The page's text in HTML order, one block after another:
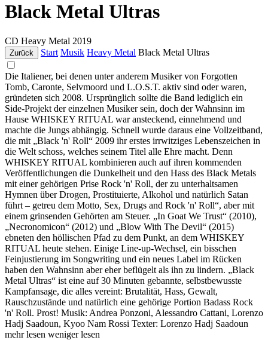
Black Metal Ultras
CD Heavy Metal 2019
Zurück Start Musik Heavy Metal Black Metal Ultras
Die Italiener, bei denen unter anderem Musiker von Forgotten
Tomb, Caronte, Selvmoord und L.O.S.T. aktiv sind oder waren,
gründeten sich 2008. Ursprünglich sollte die Band lediglich ein
Side-Projekt der einzelnen Musiker sein, doch der Wahnsinn im
Hause WHISKEY RITUAL war ansteckend, einnehmend und
machte die Jungs abhängig. Schnell wurde daraus eine Vollzeitband,
die mit „Black 'n' Roll“ 2009 ihr erstes irrwitziges Lebenszeichen in
die Welt schoss, welches seinem Titel alle Ehre macht. Denn
WHISKEY RITUAL kombinieren auch auf ihren kommenden
Veröffentlichungen die Dunkelheit und den Hass des Black Metals
mit einer gehörigen Prise Rock 'n' Roll, der zu unterhaltsamen
Hymnen über Drogen, Prostituierte, Alkohol und natürlich Satan
führt – getreu dem Motto, Sex, Drugs and Rock 'n' Roll“, aber mit
einem grinsenden Gehörten am Steuer. „In Goat We Trust“ (2010),
„Necronomicon“ (2012) und „Blow With The Devil“ (2015)
ebneten den höllischen Pfad zu dem Punkt, an dem WHISKEY
RITUAL heute stehen. Einige Line-up-Wechsel, ein bisschen
Feinjustierung im Songwriting und ein neues Label im Rücken
haben den Wahnsinn aber eher beflügelt als ihn zu lindern. „Black
Metal Ultras“ ist eine auf 30 Minuten gebannte, selbstbewusste
Kampfansage, die alles vereint: Brutalität, Hass, Gewalt,
Rauschzustände und natürlich eine gehörige Portion Badass Rock
'n' Roll. Prost! Musik: Andrea Ponzoni, Alessandro Cattani, Lorenzo
Hadj Saadoun, Kyoo Nam Rossi Texter: Lorenzo Hadj Saadoun
mehr lesen weniger lesen